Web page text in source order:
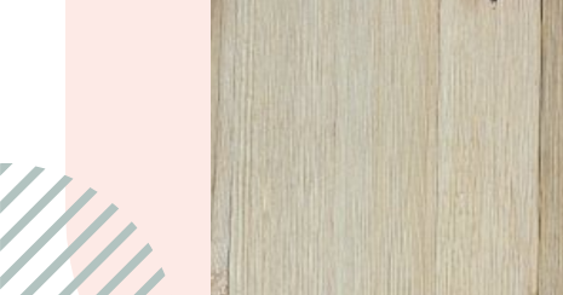
Films en games
Gebedsvormen
Geloofsgesprek
Geloofsopvoeding
Goede Vrijdag